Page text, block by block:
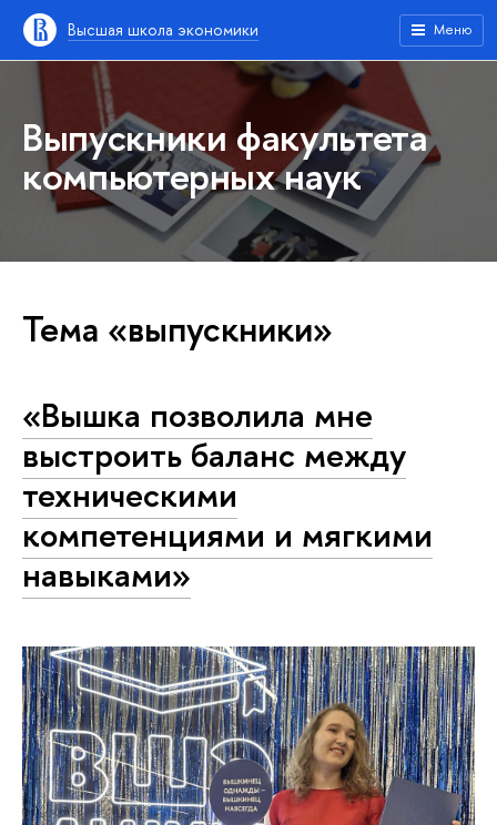
Высшая школа экономики Меню
Выпускники факультета
компьютерных наук
Тема «выпускники»
«Вышка позволила мне
выстроить баланс между
техническими
компетенциями и мягкими
навыками»